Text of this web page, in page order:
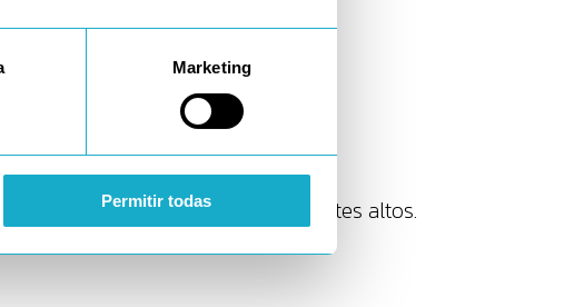
Marketing
Permitir todas
asumir fluctuaciones.
en operaciones de importes altos.